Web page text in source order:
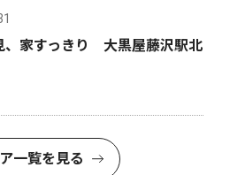
、家すっきり 大黒屋藤沢駅北
一覧を見る